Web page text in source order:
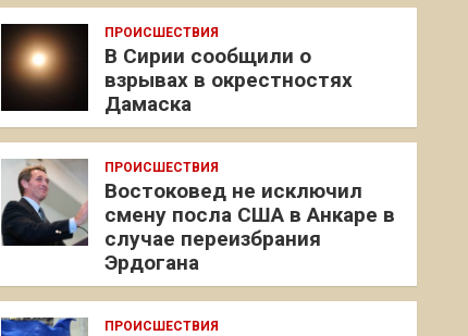
ПРОИСШЕСТВИЯ
В Сирии сообщили о
взрывах в окрестностях
Дамаска
ПРОИСШЕСТВИЯ
Востоковед не исключил
смену посла США в Анкаре в
случае переизбрания
Эрдогана
ПРОИСШЕСТВИЯ